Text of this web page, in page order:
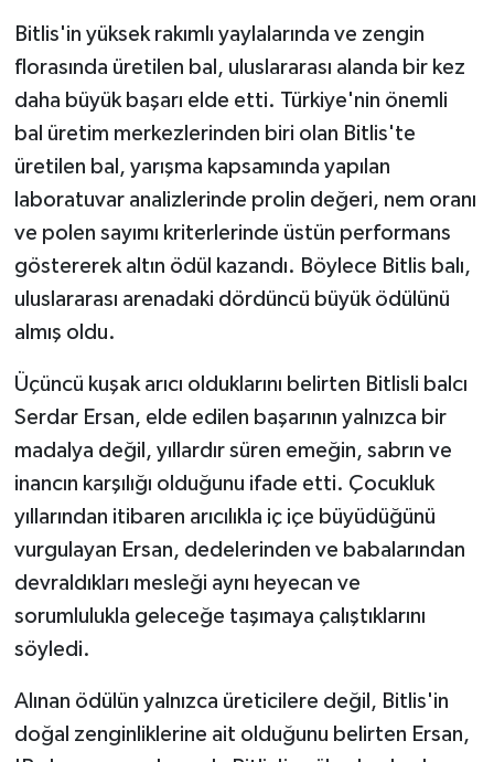
Bitlis'in yüksek rakımlı yaylalarında ve zengin
florasında üretilen bal, uluslararası alanda bir kez
daha büyük başarı elde etti. Türkiye'nin önemli
bal üretim merkezlerinden biri olan Bitlis'te
üretilen bal, yarışma kapsamında yapılan
laboratuvar analizlerinde prolin değeri, nem oranı
ve polen sayımı kriterlerinde üstün performans
göstererek altın ödül kazandı. Böylece Bitlis balı,
uluslararası arenadaki dördüncü büyük ödülünü
almış oldu.
Üçüncü kuşak arıcı olduklarını belirten Bitlisli balcı
Serdar Ersan, elde edilen başarının yalnızca bir
madalya değil, yıllardır süren emeğin, sabrın ve
inancın karşılığı olduğunu ifade etti. Çocukluk
yıllarından itibaren arıcılıkla iç içe büyüdüğünü
vurgulayan Ersan, dedelerinden ve babalarından
devraldıkları mesleği aynı heyecan ve
sorumlulukla geleceğe taşımaya çalıştıklarını
söyledi.
Alınan ödülün yalnızca üreticilere değil, Bitlis'in
doğal zenginliklerine ait olduğunu belirten Ersan,
Güvenlik
İNSAN
İş Dünyası
Jandarma
Kadın
MAGAZİN
Otomobil
Sağlık
SİYASET
SPOR HABERLERİ